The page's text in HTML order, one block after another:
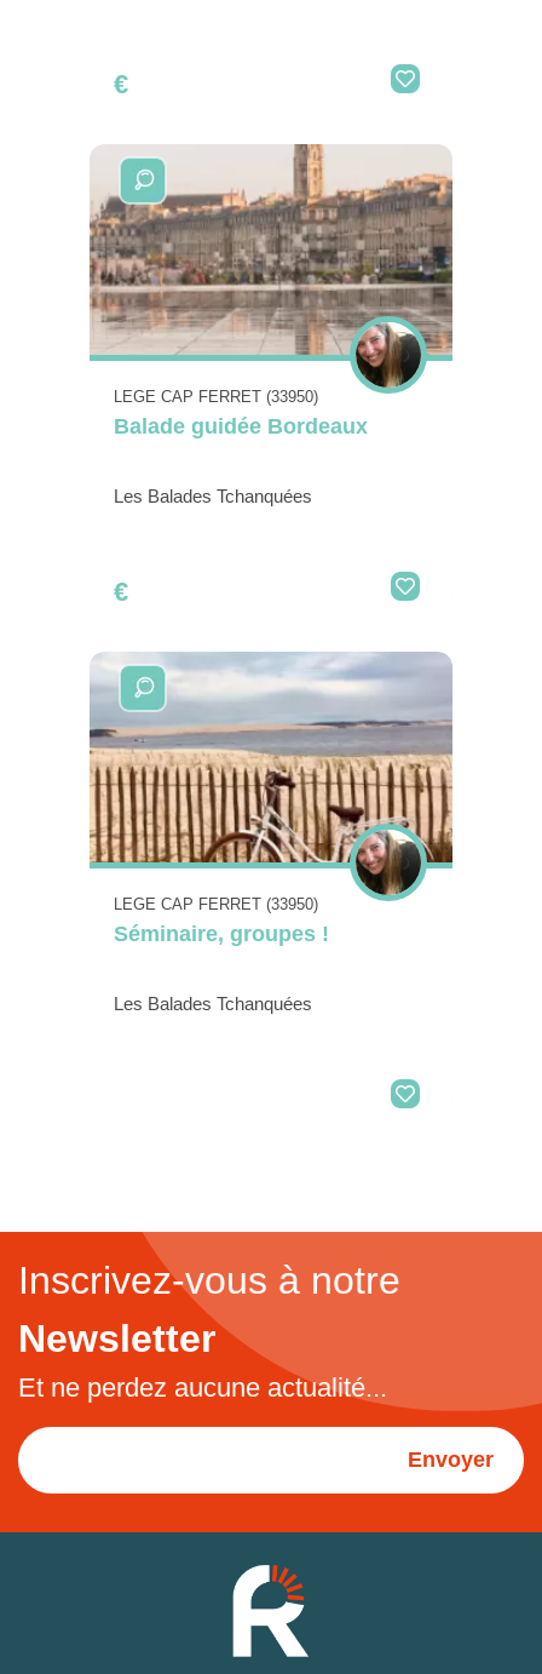
€
LEGE CAP FERRET (33950)
Balade guidée Bordeaux
Les Balades Tchanquées
€
LEGE CAP FERRET (33950)
Séminaire, groupes !
Les Balades Tchanquées
Inscrivez-vous à notre
Newsletter
Et ne perdez aucune actualité...
Envoyer